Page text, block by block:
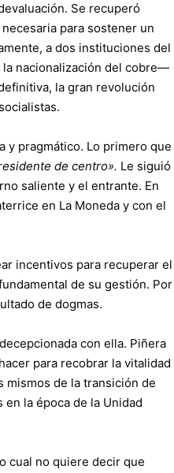
Se recuperó
para sostener un
a dos instituciones del
la nacionalización del cobre—
la gran revolución
y pragmático. Lo primero que
de centro». Le siguió
saliente y el entrante. En
en La Moneda y con el
incentivos para recuperar el
de su gestión. Por
de dogmas.
con ella. Piñera
para recobrar la vitalidad
mismos de la transición de
la época de la Unidad
cual no quiere decir que